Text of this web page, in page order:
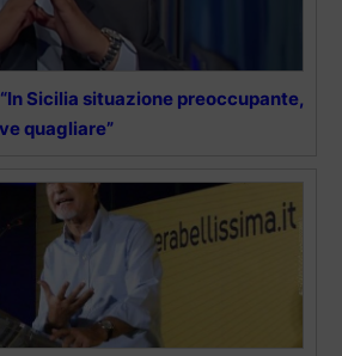
Sicilia situazione preoccupante,
quagliare”